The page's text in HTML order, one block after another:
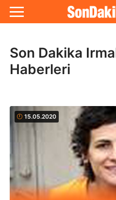
Son Dakika
Haberleri
15.05.2020